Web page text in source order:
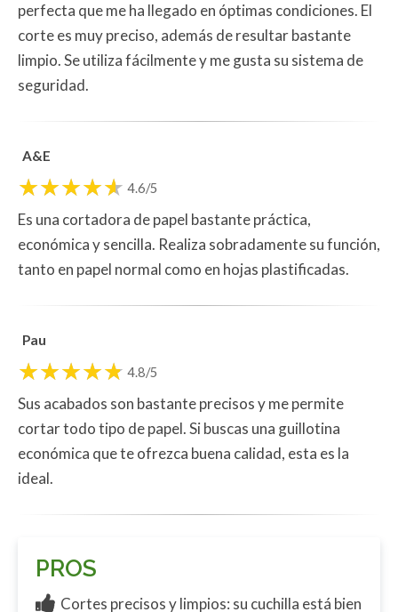
perfecta que me ha llegado en óptimas condiciones. El
corte es muy preciso, además de resultar bastante
limpio. Se utiliza fácilmente y me gusta su sistema de
seguridad.
A&E
4.6/5
Es una cortadora de papel bastante práctica,
económica y sencilla. Realiza sobradamente su función,
tanto en papel normal como en hojas plastificadas.
Pau
4.8/5
Sus acabados son bastante precisos y me permite
cortar todo tipo de papel. Si buscas una guillotina
económica que te ofrezca buena calidad, esta es la
ideal.
PROS
Cortes precisos y limpios: su cuchilla está bien